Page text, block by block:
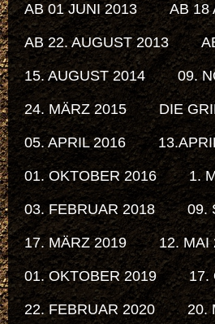
AB 01 JUNI 2013 AB 18
AB 22. AUGUST 2013
15. AUGUST 2014 09.
24. MÄRZ 2015 DIE
05. APRIL 2016
01. OKTOBER 2016 1.
03. FEBRUAR 2018 09.
17. MÄRZ 2019 12. MAI
01. OKTOBER 2019 17.
22. FEBRUAR 2020 20.